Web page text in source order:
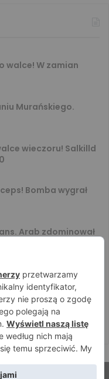
walce! W zamian
Murańskiego.
wieczoru! Salkilld
Bomba wygrał
Arab zdominował
6. rywali. Gypsy
Wampirek przegrał w